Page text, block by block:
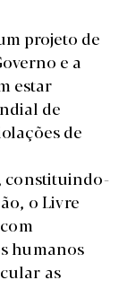
projeto de
e a
estar
de
de
constituindo-
o Livre
humanos
as